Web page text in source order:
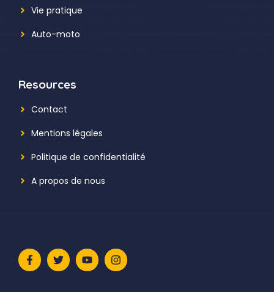
Vie pratique
Auto-moto
Resources
Contact
Mentions légales
Politique de confidentialité
A propos de nous